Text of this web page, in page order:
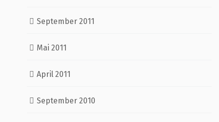
September 2011
Mai 2011
April 2011
September 2010